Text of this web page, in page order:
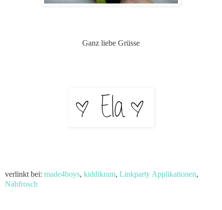
Ganz liebe Grüsse
verlinkt bei: made4boys, kiddikram, Linkparty Applikationen,
Nähfrosch